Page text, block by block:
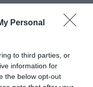
Personal
to third parties, or
information for
the below opt-out